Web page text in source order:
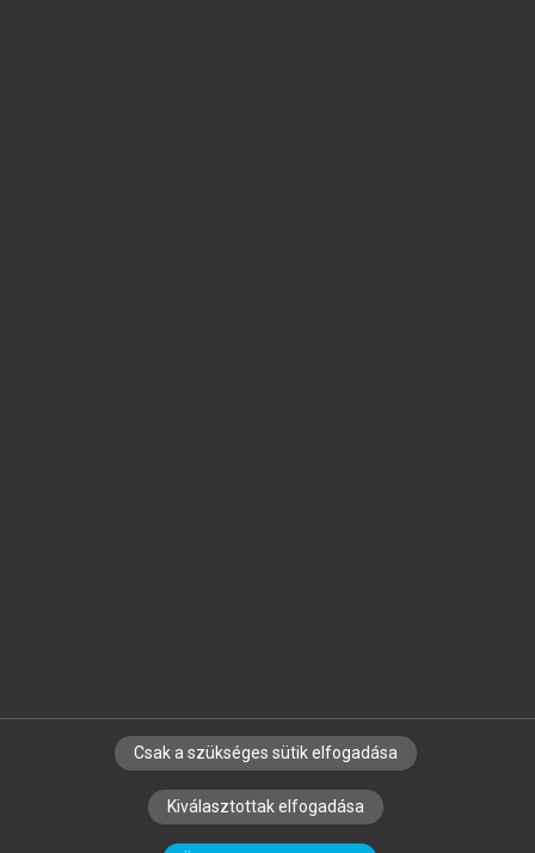
SZERZŐKNEK CÉGEKNEK KÖNYVTÁROSOKNAK
SZERKESZTÉSI ÉS LEKTORÁLÁSI ALAPELVEK
Csak a szükséges sütik elfogadása
Kiválasztottak elfogadása